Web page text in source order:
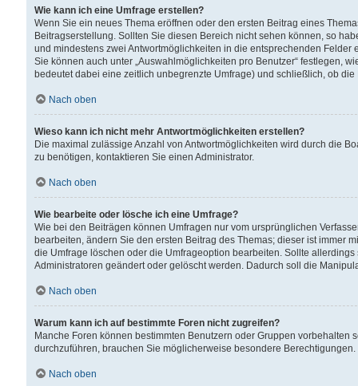
Wie kann ich eine Umfrage erstellen?
Wenn Sie ein neues Thema eröffnen oder den ersten Beitrag eines
Beitragserstellung. Sollten Sie diesen Bereich nicht sehen können, so
und mindestens zwei Antwortmöglichkeiten in die entsprechenden
Sie können auch unter „Auswahlmöglichkeiten pro Benutzer“ festlegen,
bedeutet dabei eine zeitlich unbegrenzte Umfrage) und schließlich, ob
Nach oben
Wieso kann ich nicht mehr Antwortmöglichkeiten erstellen?
Die maximal zulässige Anzahl von Antwortmöglichkeiten wird durch die
zu benötigen, kontaktieren Sie einen Administrator.
Nach oben
Wie bearbeite oder lösche ich eine Umfrage?
Wie bei den Beiträgen können Umfragen nur vom ursprünglichen
bearbeiten, ändern Sie den ersten Beitrag des Themas; dieser ist immer
die Umfrage löschen oder die Umfrageoption bearbeiten. Sollte
Administratoren geändert oder gelöscht werden. Dadurch soll die
Nach oben
Warum kann ich auf bestimmte Foren nicht zugreifen?
Manche Foren können bestimmten Benutzern oder Gruppen
durchzuführen, brauchen Sie möglicherweise besondere
Nach oben